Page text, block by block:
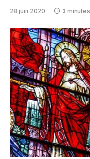
28 juin 2020 3 minutes